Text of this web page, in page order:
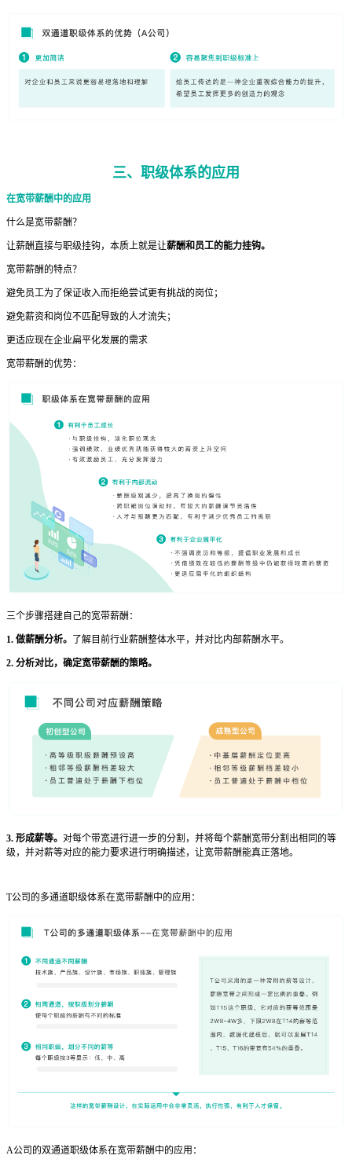
三、职级体系的应用
在宽带薪酬中的应用
什么是宽带薪酬？
让薪酬直接与职级挂钩，本质上就是让薪酬和员工的能力挂钩。
宽带薪酬的特点？
避免员工为了保证收入而拒绝尝试更有挑战的岗位；
避免薪资和岗位不匹配导致的人才流失；
更适应现在企业扁平化发展的需求
宽带薪酬的优势：
三个步骤搭建自己的宽带薪酬：
1. 做薪酬分析。 了解目前行业薪酬整体水平，并对比内部薪酬水平。
2. 分析对比， 确定宽带薪酬的策略。
3. 形成薪等。 对每个带宽进行进一步的分割，并将每个薪酬宽带分割出相同的等
级，并对薪等对应的能力要求进行明确描述，让宽带薪酬能真正落地。
T公司的多通道职级体系在宽带薪酬中的应用：
A公司的双通道职级体系在宽带薪酬中的应用：